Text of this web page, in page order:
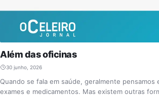
Além das oficinas
30 junho, 2026
Quando se fala em saúde, geralmente pensamos
exames e medicamentos. Mas existem outras